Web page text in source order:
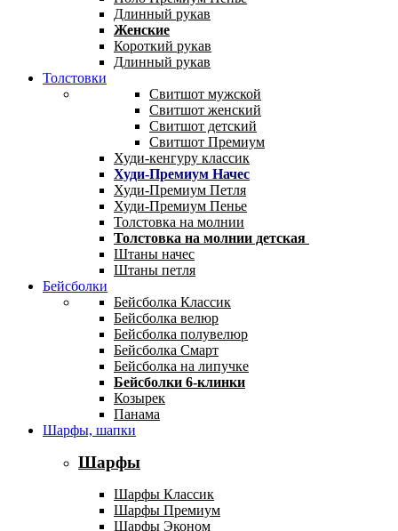
Длинный рукав
Женские
Короткий рукав
Длинный рукав
Толстовки
Свитшот мужской
Свитшот женский
Свитшот детский
Свитшот Премиум
Худи-кенгуру классик
Худи-Премиум Начес
Худи-Премиум Петля
Худи-Премиум Пенье
Толстовка на молнии
Толстовка на молнии детская
Штаны начес
Штаны петля
Бейсболки
Бейсболка Классик
Бейсболка велюр
Бейсболка полувелюр
Бейсболка Смарт
Бейсболка на липучке
Бейсболки 6-клинки
Козырек
Панама
Шарфы, шапки
Шарфы
Шарфы Классик
Шарфы Премиум
Шарфы Эконом